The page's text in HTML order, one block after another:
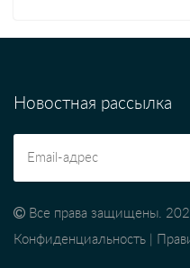
Новостная рассылка
Все права защищены.
Конфиденциальность